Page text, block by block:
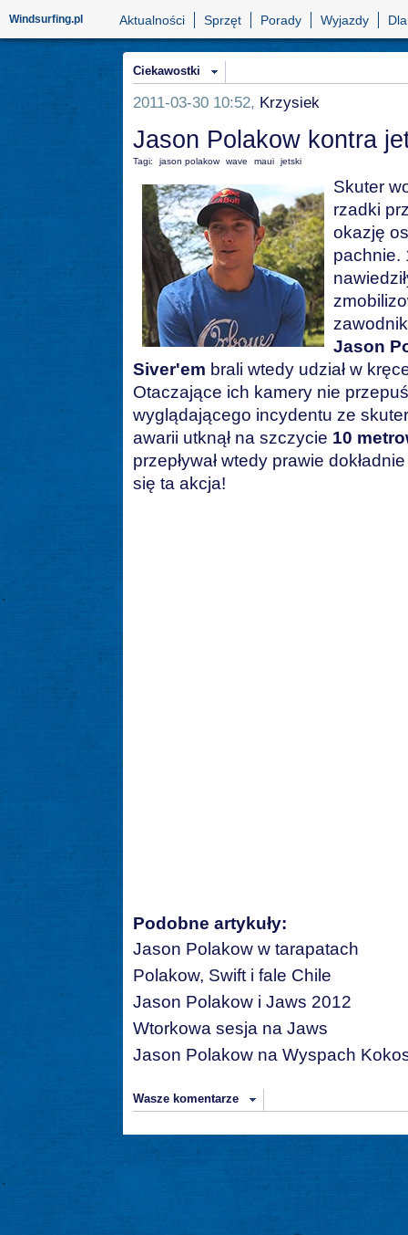
Windsurfing.pl Aktualności Sprzęt Porady Wyjazdy
Ciekawostki
2011-03-30 10:52, Krzysiek
Jason Polakow kontra
Tagi: jason polakow wave maui jetski
Skuter
rzadki
okazję
pachnie.
Jason
Siver'em brali wtedy udział w
Otaczające ich kamery nie
wyglądającego incydentu ze
awarii utknął na szczycie 10
przepływał wtedy prawie
się ta akcja!
Podobne artykuły:
Jason Polakow w tarapatach
Polakow, Swift i fale Chile
Jason Polakow i Jaws 2012
Wtorkowa sesja na Jaws
Jason Polakow na Wyspach
Wasze komentarze